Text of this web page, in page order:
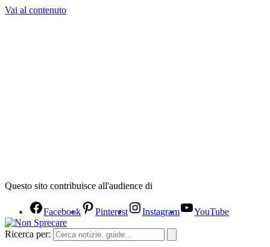
Vai al contenuto
Questo sito contribuisce all'audience di
Facebook Pinterest Instagram YouTube
Ricerca per: